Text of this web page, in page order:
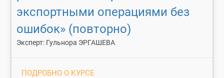
экспортными операциями без
ошибок» (повторно)
Эксперт: Гульнора ЭРГАШЕВА
ПОДРОБНО О КУРСЕ